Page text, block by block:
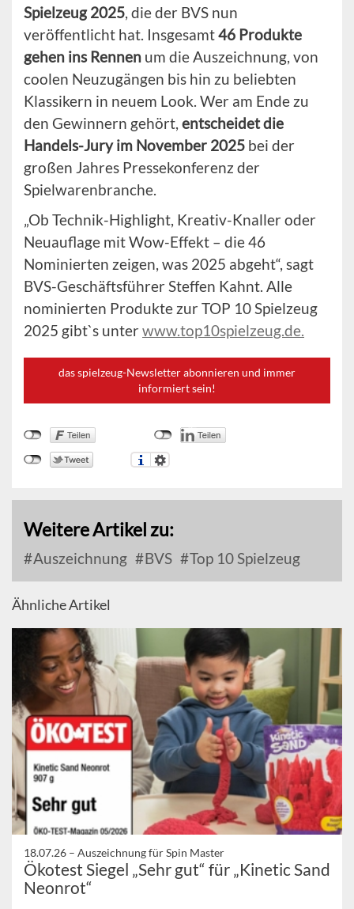
Spielzeug 2025, die der BVS nun
veröffentlicht hat. Insgesamt46 Produkte
gehen ins Rennen um die Auszeichnung, von
coolen Neuzugängen bis hin zu beliebten
Klassikern in neuem Look. Wer am Ende zu
den Gewinnern gehört, entscheidet die
Handels-Jury im November 2025 bei der
großen Jahres Pressekonferenz der
Spielwarenbranche.
„Ob Technik-Highlight, Kreativ-Knaller oder
Neuauflage mit Wow-Effekt – die 46
Nominierten zeigen, was 2025 abgeht“, sagt
BVS-Geschäftsführer Steffen Kahnt. Alle
nominierten Produkte zur TOP 10 Spielzeug
2025 gibt`s unterwww.top10spielzeug.de.
das spielzeug-Newsletter abonnieren und immer
informiert sein!
Weitere Artikel zu:
Auszeichnung BVS Top 10 Spielzeug
Ähnliche Artikel
18.07.26 – Auszeichnung für Spin Master
Ökotest Siegel „Sehr gut“ für „Kinetic Sand
Neonrot“